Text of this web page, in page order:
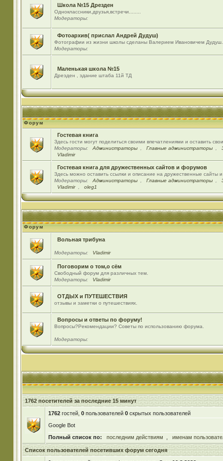
Школа №15 Дрезден
Одноклассники,друзья,встречи........
Модераторы:
Фотоархив( прислал Андрей Дудуш)
Фотографии из жизни школы сделаны Валерием Ивановичем Дудуш.
Модераторы:
Маленькая школа №15
Дрезден , здание штаба 11й ТД
Форум
Гостевая книга
Здесь гости могут поделиться своими впечатлениями и оставить
Модераторы:
Администраторы Главные администраторы
Vladimir
Гостевая книга для дружественных сайтов и форумов
Здесь можно оставить ссылки и описание на дружественные сайты
Модераторы:
Администраторы Главные администраторы
Vladimir
oleg1
Форум
Вольная трибуна
Модераторы: Vladimir
Поговорим о том,о сём
Свободный форум для различных тем.
Модераторы:
Vladimir
ОТДЫХ и ПУТЕШЕСТВИЯ
отзывы и заметки о путешествиях.
Вопросы и ответы по форуму!
Вопросы?Рекомендации? Советы по использованию форума.
Модераторы:
1762 посетителей за последние 15 минут
1762гостей, 0пользователей 0скрытых пользователей
Google Bot
Полный список по:
последним действиям именам
Список пользователей посетивших форум сегодня